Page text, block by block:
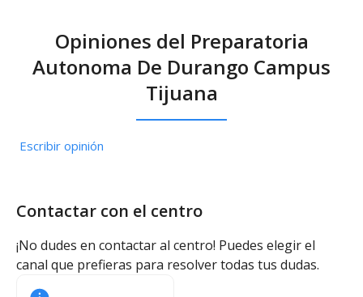
Opiniones del Preparatoria
Autonoma De Durango Campus
Tijuana
Escribir opinión
Contactar con el centro
¡No dudes en contactar al centro! Puedes elegir el
canal que prefieras para resolver todas tus dudas.